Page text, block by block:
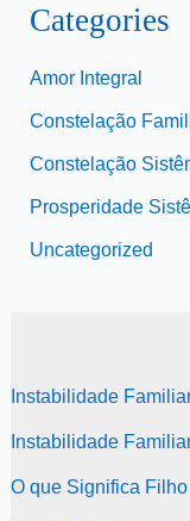
Categories
Amor Integral
Constelação
Constelação
Prosperidade
Uncategorized
Instabilidade
Instabilidade
O que Significa